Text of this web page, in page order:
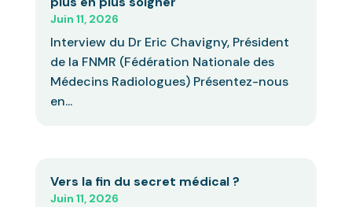
Juin 11, 2026
Interview du Dr Eric Chavigny, Président
de la FNMR (Fédération Nationale des
Médecins Radiologues) Présentez-nous
en...
Vers la fin du secret médical ?
Juin 11, 2026